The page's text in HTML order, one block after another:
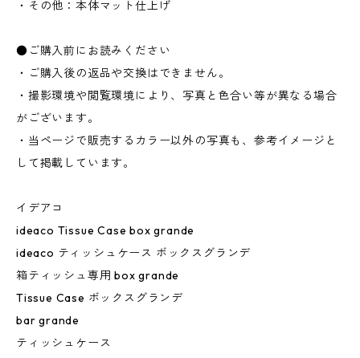
・その他：本体マット仕上げ
●ご購入前にお読みください
・ご購入後の返品や交換はできません。
・撮影環境や閲覧環境により、写真と色合い等が異なる場合
がございます。
・当ページで販売するカラー以外の写真も、参考イメージと
して掲載しています。
イデアコ
ideaco Tissue Case box grande
ideaco ティッシュケース ボックスグランデ
箱ティッシュ専用 box grande
Tissue Case ボックスグランデ
bar grande
ティッシュケース